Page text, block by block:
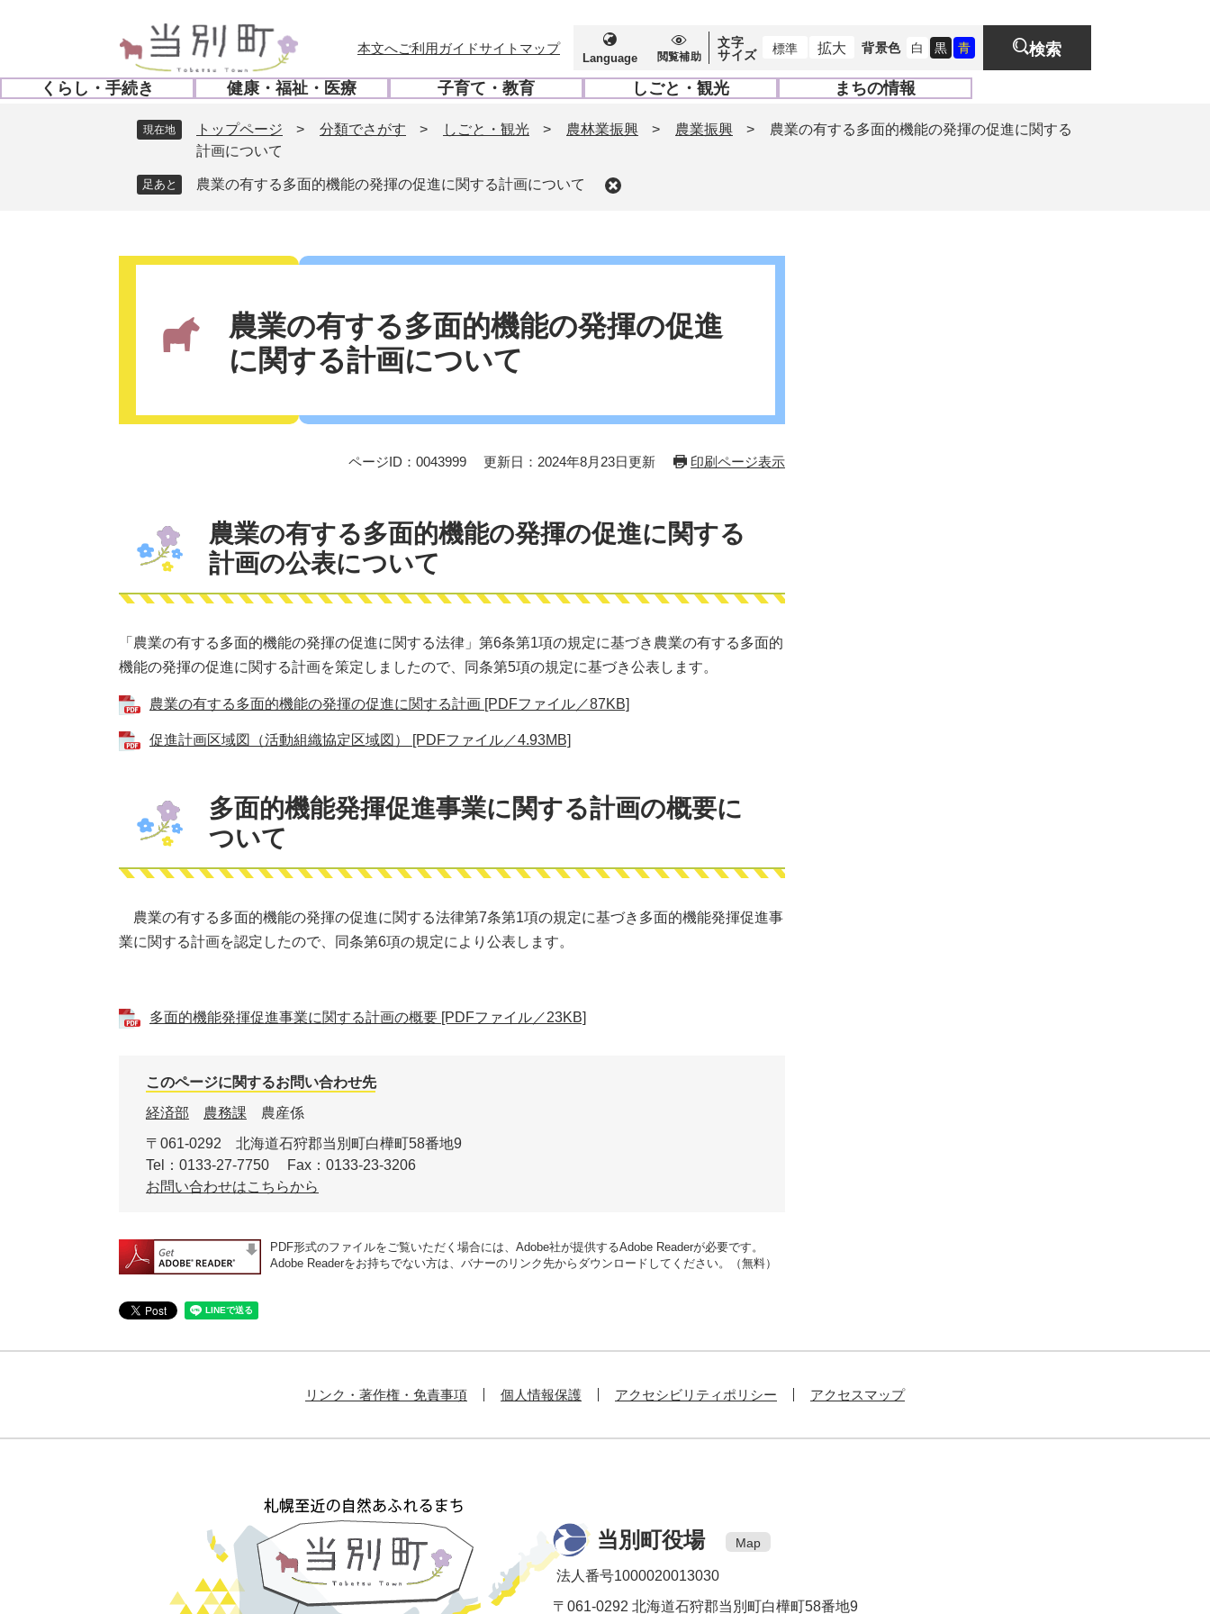
の
先
ー
を
本文へご利用ガイドサイトマップ
Language 閲覧補助
文字
サイズ
標準 拡大 背景色 白 黒 青 検索
くらし・手続き
開
健康・福祉・医療
開
く
子育て・教育
開
く
しごと・観光
開
く
まちの情報
開
く
現在地 トップページ > 分類でさがす > しごと・観光 > 農林業振興 > 農業振興 >
農業の有する多面的機能の発揮の促進に関する
計画について
農業の有する多面的機能の発揮の促進に関する計画について
農業の有する多面的機能の発揮の促進
に関する計画について
ページID：0043999 更新日：2024年8月23日更新 印刷ページ表示
農業の有する多面的機能の発揮の促進に関する
計画の公表について
「農業の有する多面的機能の発揮の促進に関する法律」第6条第1項の規定に基づき農業の有する多面的
機能の発揮の促進に関する計画を策定しましたので、同条第5項の規定に基づき公表します。
農業の有する多面的機能の発揮の促進に関する計画 [PDFファイル／87KB]
促進計画区域図（活動組織協定区域図） [PDFファイル／4.93MB]
​多面的機能発揮促進事業に関する計画の概要に
ついて
農業の有する多面的機能の発揮の促進に関する法律第7条第1項の規定に基づき多面的機能発揮促進事
業に関する計画を認定したので、同条第6項の規定により公表します。
多面的機能発揮促進事業に関する計画の概要 [PDFファイル／23KB]
このページに関するお問い合わせ先
経済部
農務課
農産係
〒061-0292
北海道石狩郡当別町白樺町58番地9
Tel：0133-27-7750
Fax：0133-23-3206
お問い合わせはこちらから
PDF形式のファイルをご覧いただく場合には、Adobe社が提供するAdobe Readerが必要です。
Adobe Readerをお持ちでない方は、バナーのリンク先からダウンロードしてください。（無料）
リンク・著作権・免責事項 個人情報保護 アクセシビリティポリシー アクセスマップ
当別町役場 Map
法人番号1000020013030
〒061-0292 北海道石狩郡当別町白樺町58番地9